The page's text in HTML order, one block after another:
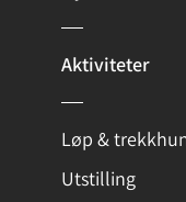
Aktiviteter
Løp &
Utstilling